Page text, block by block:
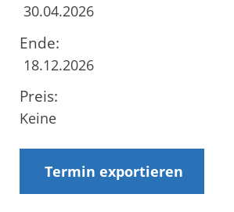
30.04.2026
Ende:
18.12.2026
Preis:
Keine
Termin exportieren